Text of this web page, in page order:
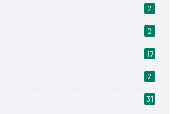
2
2
17
2
31